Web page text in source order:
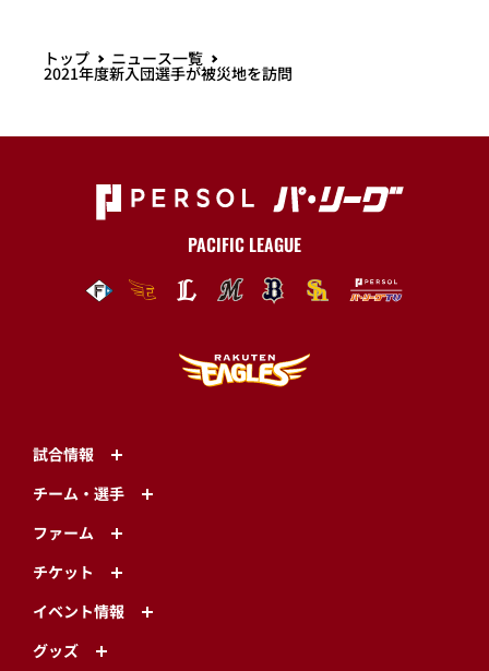
トップ ニュース一覧
2021年度新入団選手が被災地を訪問
PACIFIC LEAGUE
試合情報
チーム・選手
ファーム
チケット
イベント情報
グッズ